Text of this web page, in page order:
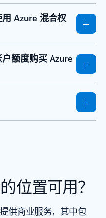
Azure 混合权
额度购买 Azure
位置可用？
供商业服务，其中包